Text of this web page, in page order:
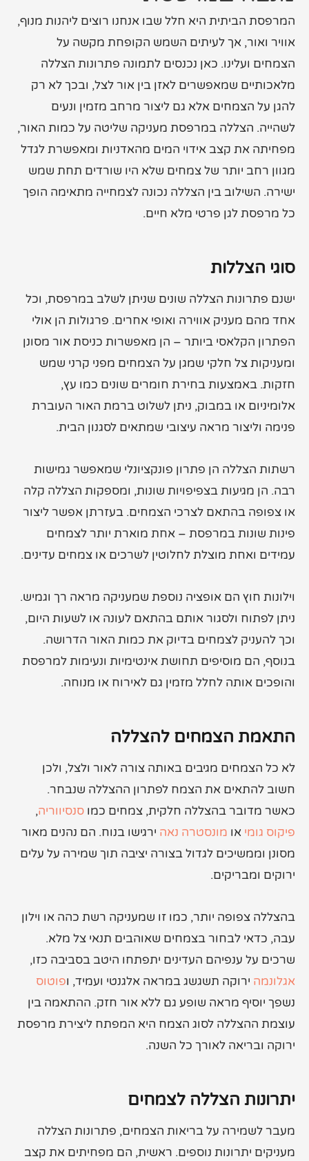
המרפסת הביתית היא חלל שבו אנחנו רוצים ליהנות מנוף,
אוויר ואור, אך לעיתים השמש הקופחת מקשה על
הצמחים ועלינו. כאן נכנסים לתמונה פתרונות הצללה
מלאכותיים שמאפשרים לאזן בין אור לצל, ובכך לא רק
להגן על הצמחים אלא גם ליצור מרחב מזמין ונעים
לשהייה. הצללה במרפסת מעניקה שליטה על כמות האור,
מפחיתה את קצב אידוי המים מהאדניות ומאפשרת לגדל
מגוון רחב יותר של צמחים שלא היו שורדים תחת שמש
ישירה. השילוב בין הצללה נכונה לצמחייה מתאימה הופך
כל מרפסת לגן פרטי מלא חיים.
סוגי הצללות
ישנם פתרונות הצללה שונים שניתן לשלב במרפסת, וכל
אחד מהם מעניק אווירה ואופי אחרים. פרגולות הן אולי
הפתרון הקלאסי ביותר – הן מאפשרות כניסת אור מסונן
ומעניקות צל חלקי שמגן על הצמחים מפני קרני שמש
חזקות. באמצעות בחירת חומרים שונים כמו עץ,
אלומיניום או במבוק, ניתן לשלוט ברמת האור העוברת
פנימה וליצור מראה עיצובי שמתאים לסגנון הבית.
רשתות הצללה הן פתרון פונקציונלי שמאפשר גמישות
רבה. הן מגיעות בצפיפויות שונות, ומספקות הצללה קלה
או צפופה בהתאם לצרכי הצמחים. בעזרתן אפשר ליצור
פינות שונות במרפסת – אחת מוארת יותר לצמחים
עמידים ואחת מוצלת לחלוטין לשרכים או צמחים עדינים.
וילונות חוץ הם אופציה נוספת שמעניקה מראה רך וגמיש.
ניתן לפתוח ולסגור אותם בהתאם לעונה או לשעות היום,
וכך להעניק לצמחים בדיוק את כמות האור הדרושה.
בנוסף, הם מוסיפים תחושת אינטימיות ונעימות למרפסת
והופכים אותה לחלל מזמין גם לאירוח או מנוחה.
התאמת הצמחים להצללה
לא כל הצמחים מגיבים באותה צורה לאור ולצל, ולכן
חשוב להתאים את הצמח לפתרון ההצללה שנבחר.
כאשר מדובר בהצללה חלקית, צמחים כמוסנסיווריה,
פיקוס גומי או מונסטרה נאה ירגישו בנוח. הם נהנים מאור
מסונן וממשיכים לגדול בצורה יציבה תוך שמירה על עלים
ירוקים ומבריקים.
בהצללה צפופה יותר, כמו זו שמעניקה רשת כהה או וילון
עבה, כדאי לבחור בצמחים שאוהבים תנאי צל מלא.
שרכים על ענפיהם העדינים יתפתחו היטב בסביבה כזו,
אגלונמה ירוקה תשגשג במראה אלגנטי ועמיד, ופוטוס
נשפך יוסיף מראה שופע גם ללא אור חזק. ההתאמה בין
עוצמת ההצללה לסוג הצמח היא המפתח ליצירת מרפסת
ירוקה ובריאה לאורך כל השנה.
יתרונות הצללה לצמחים
מעבר לשמירה על בריאות הצמחים, פתרונות הצללה
מעניקים יתרונות נוספים. ראשית, הם מפחיתים את קצב